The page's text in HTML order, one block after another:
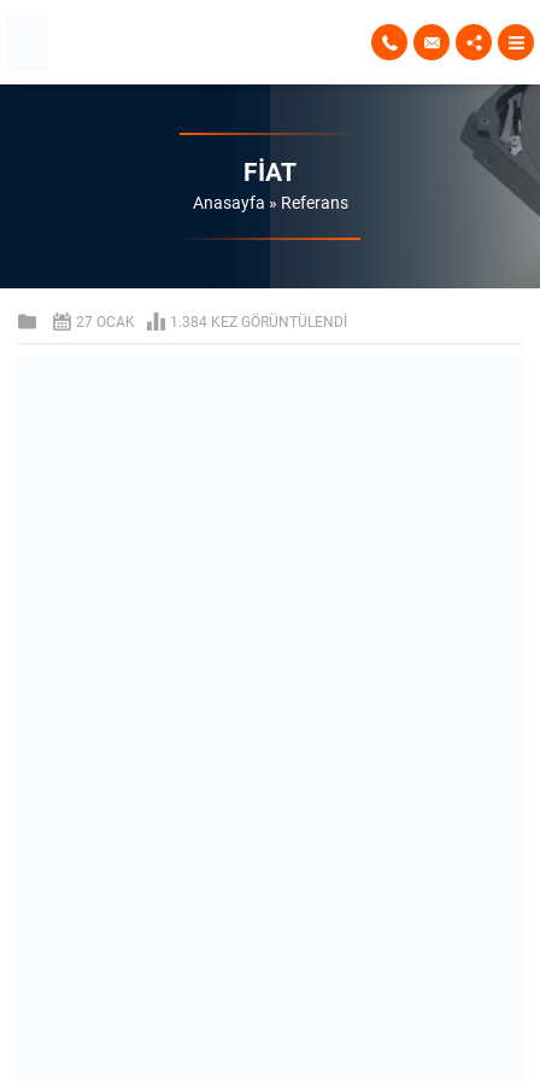
FIAT
Anasayfa » Referans
27 OCAK 1.384 KEZ GÖRÜNTÜLENDI